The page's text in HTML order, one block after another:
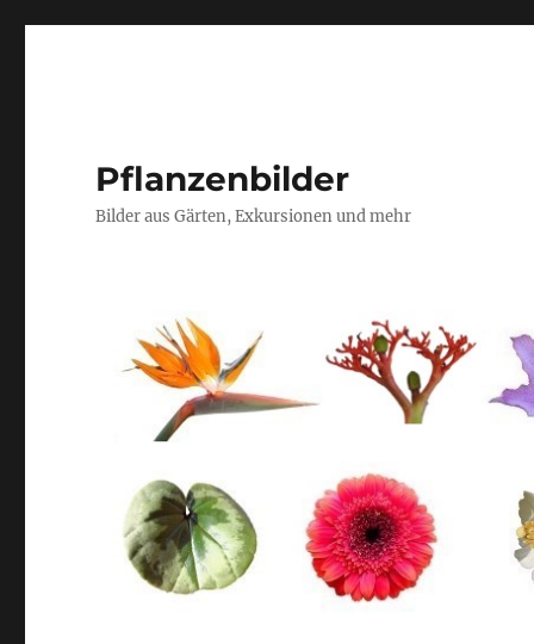
Pflanzenbilder
Bilder aus Gärten, Exkursionen und mehr